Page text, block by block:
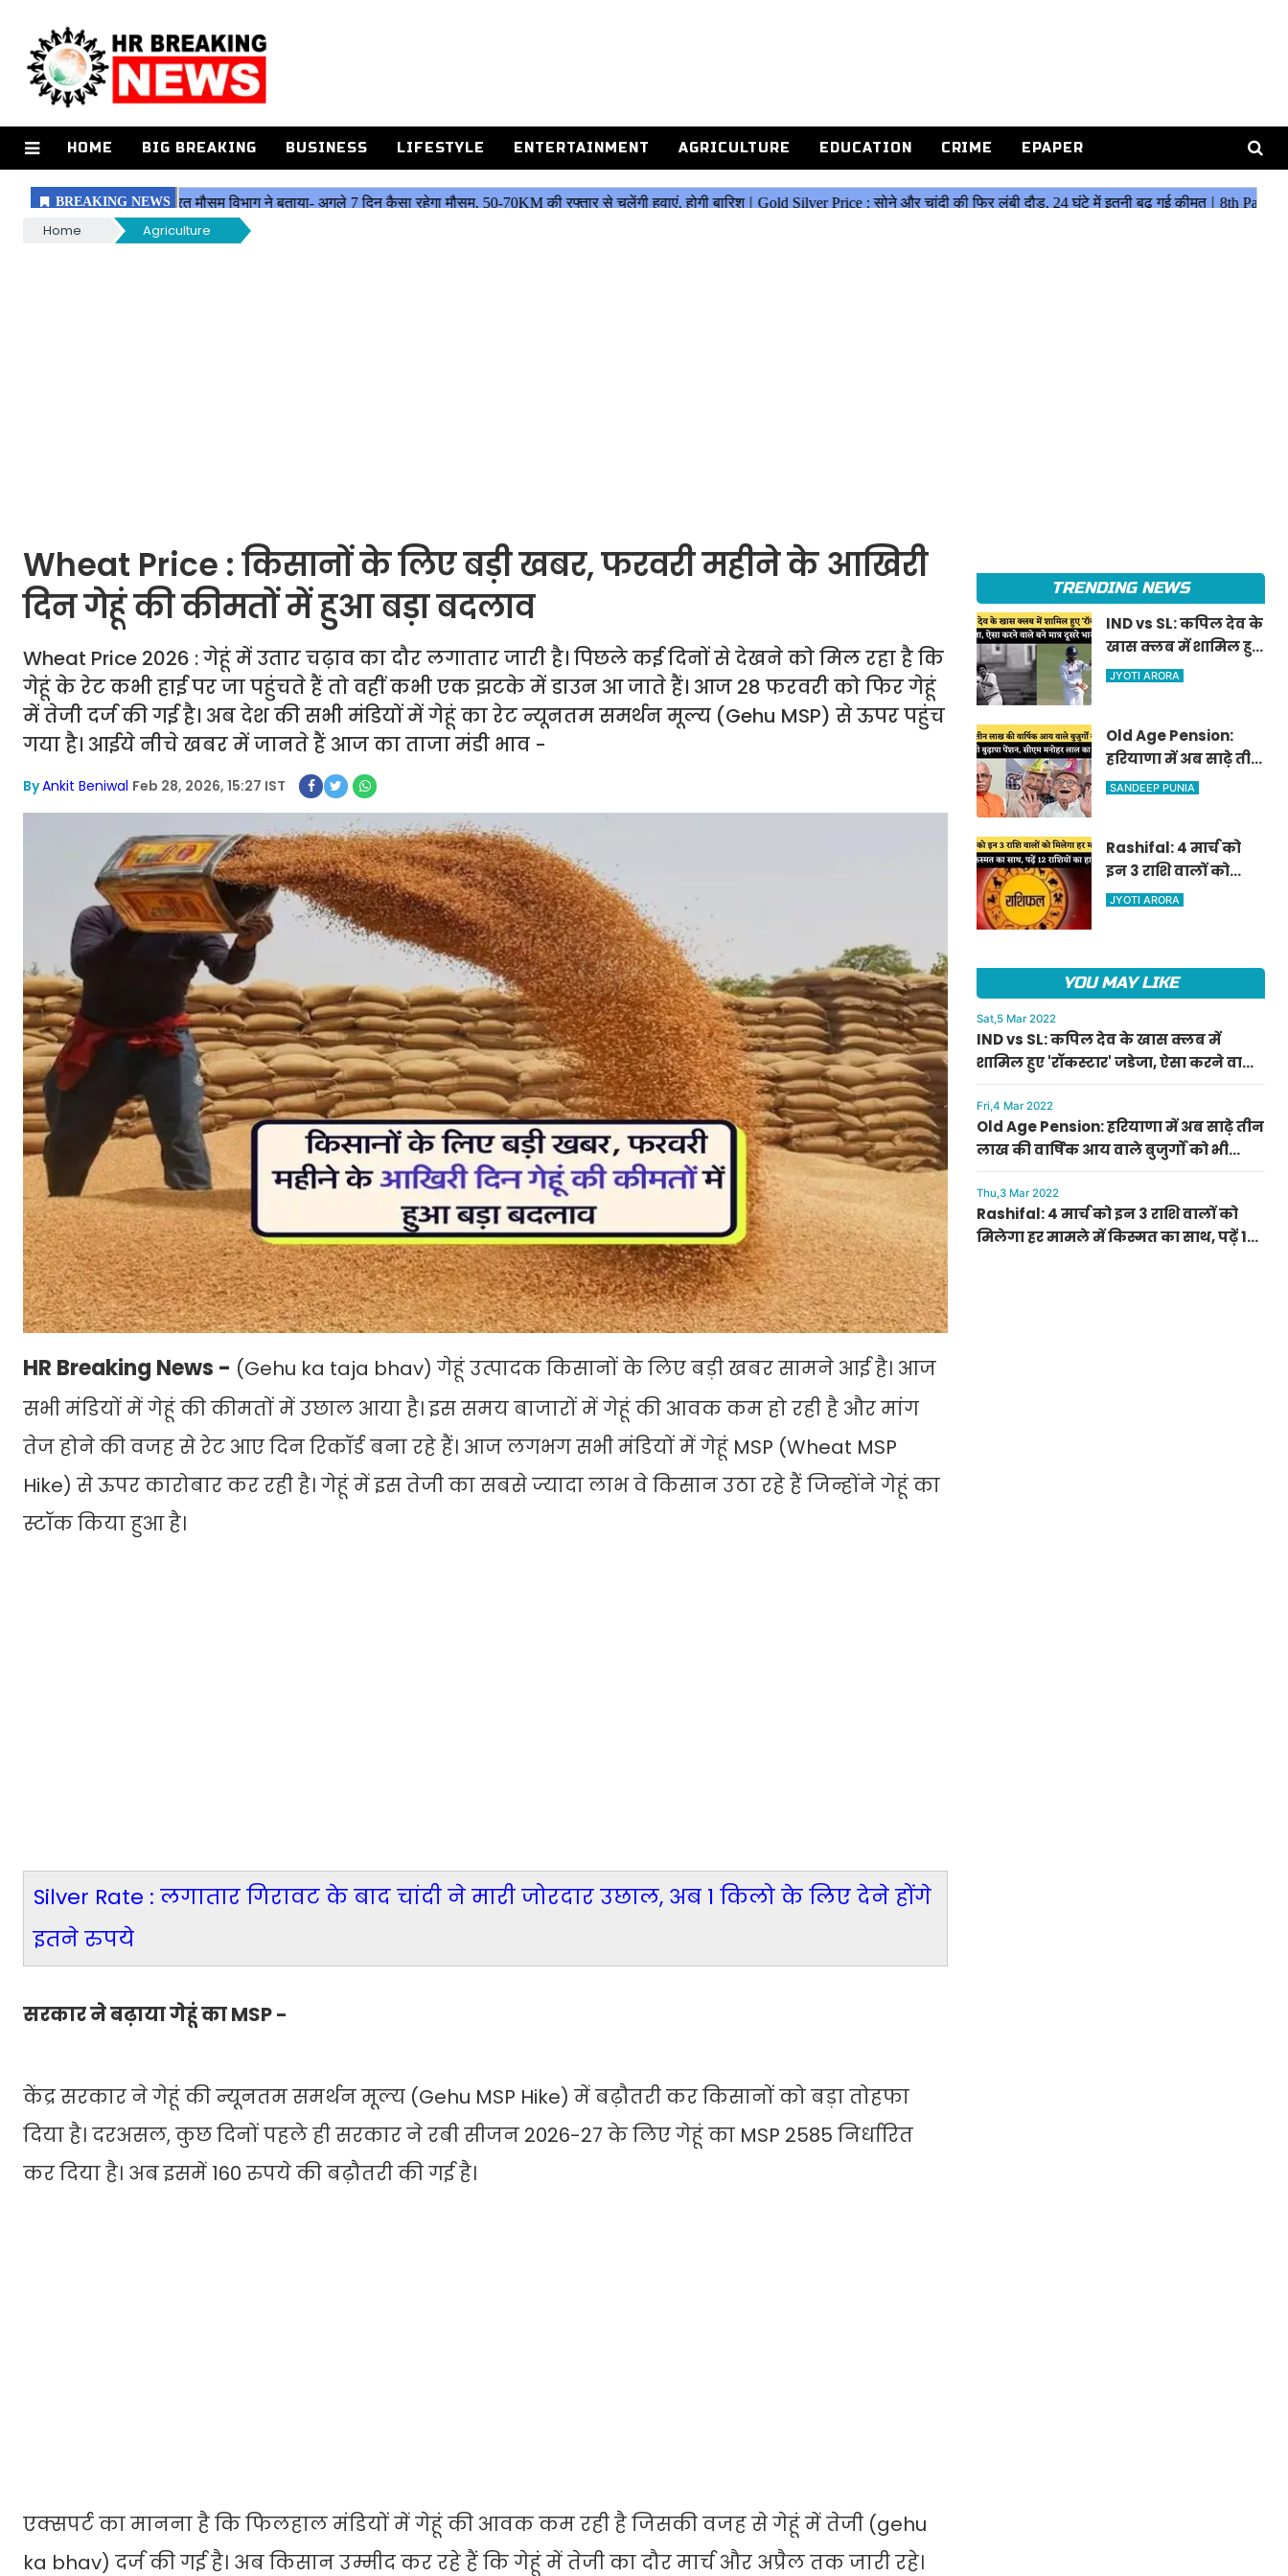
HOME BIG BREAKING BUSINESS LIFESTYLE ENTERTAINMENT AGRICULTURE EDUCATION CRIME EPAPER
Home Agriculture
Wheat Price : किसानों के लिए बड़ी खबर, फरवरी महीने के आखिरी
दिन गेहूं की कीमतों में हुआ बड़ा बदलाव
Wheat Price 2026 : गेहूं में उतार चढ़ाव का दौर लगातार जारी है। पिछले कई दिनों से देखने को मिल रहा है कि
गेहूं के रेट कभी हाई पर जा पहुंचते हैं तो वहीं कभी एक झटके में डाउन आ जाते हैं। आज 28 फरवरी को फिर गेहूं
में तेजी दर्ज की गई है। अब देश की सभी मंडियों में गेहूं का रेट न्यूनतम समर्थन मूल्य (Gehu MSP) से ऊपर पहुंच
गया है। आईये नीचे खबर में जानते हैं आज का ताजा मंडी भाव -
ByAnkit Beniwal Feb 28, 2026, 15:27 IST
HR Breaking News - (Gehu ka taja bhav) गेहूं उत्पादक किसानों के लिए बड़ी खबर सामने आई है। आज
सभी मंडियों में गेहूं की कीमतों में उछाल आया है। इस समय बाजारों में गेहूं की आवक कम हो रही है और मांग
तेज होने की वजह से रेट आए दिन रिकॉर्ड बना रहे हैं। आज लगभग सभी मंडियों में गेहूं MSP (Wheat MSP
Hike) से ऊपर कारोबार कर रही है। गेहूं में इस तेजी का सबसे ज्यादा लाभ वे किसान उठा रहे हैं जिन्होंने गेहूं का
स्टॉक किया हुआ है।
Silver Rate : लगातार गिरावट के बाद चांदी ने मारी जोरदार उछाल, अब 1 किलो के लिए देने होंगे
इतने रुपये
सरकार ने बढ़ाया गेहूं का MSP -
केंद्र सरकार ने गेहूं की न्यूनतम समर्थन मूल्य (Gehu MSP Hike) में बढ़ौतरी कर किसानों को बड़ा तोहफा
दिया है। दरअसल, कुछ दिनों पहले ही सरकार ने रबी सीजन 2026-27 के लिए गेहूं का MSP 2585 निर्धारित
कर दिया है। अब इसमें 160 रुपये की बढ़ौतरी की गई है।
एक्सपर्ट का मानना है कि फिलहाल मंडियों में गेहूं की आवक कम रही है जिसकी वजह से गेहूं में तेजी (gehu
ka bhav) दर्ज की गई है। अब किसान उम्मीद कर रहे हैं कि गेहूं में तेजी का दौर मार्च और अप्रैल तक जारी रहे।
TRENDING NEWS
IND vs SL: कपिल देव के
खास क्लब में शामिल हुए
'रॉकस्टार' जडेजा, ऐसा
JYOTI ARORA
Old Age Pension:
हरियाणा में अब साढ़े तीन
लाख की वार्षिक आय
सीएम मनोहर लाल का
ऐलान
SANDEEP PUNIA
Rashifal: 4 मार्च को
इन 3 राशि वालों को
मिलेगा हर मामले में
JYOTI ARORA
YOU MAY LIKE
Sat,5 Mar 2022
IND vs SL: कपिल देव के खास क्लब में
शामिल हुए 'रॉकस्टार' जडेजा, ऐसा करने वाले
बने मात्र दूसरे भारतीय
Fri,4 Mar 2022
Old Age Pension: हरियाणा में अब साढ़े तीन
लाख की वार्षिक आय वाले बुजुर्गों को भी
मिलेगी बुढ़ापा पेंशन, सीएम मनोहर लाल का
ऐलान
Thu,3 Mar 2022
Rashifal: 4 मार्च को इन 3 राशि वालों को
मिलेगा हर मामले में किस्मत का साथ, पढ़ें 12